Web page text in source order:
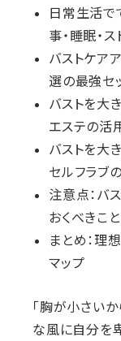
日常生活で
事・睡眠・
バストケア
選の最強セ
バストを大
エステの活
バストを大
セルフラブ
注意点：バ
おくべきこと
まとめ：理
マップ
「胸が小さい
な風に自分を